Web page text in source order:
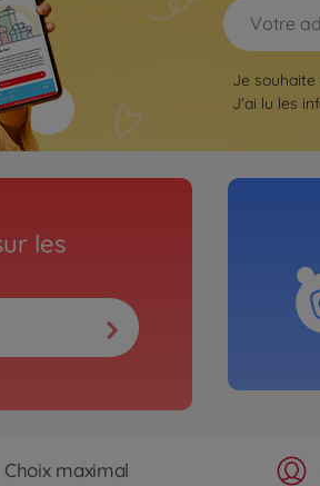
Je souhaite
J'ai lu les
les
Choix maximal